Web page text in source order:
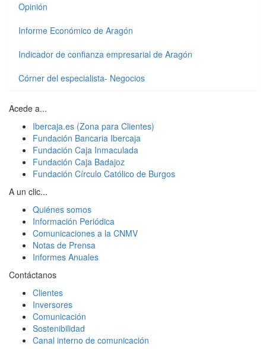
Opinión
Informe Económico de Aragón
Indicador de confianza empresarial de Aragón
Córner del especialista- Negocios
Acede a...
Ibercaja.es (Zona para Clientes)
Fundación Bancaria Ibercaja
Fundación Caja Inmaculada
Fundación Caja Badajoz
Fundación Círculo Católico de Burgos
A un clic...
Quiénes somos
Información Periódica
Comunicaciones a la CNMV
Notas de Prensa
Informes Anuales
Contáctanos
Clientes
Inversores
Comunicación
Sostenibilidad
Canal interno de comunicación